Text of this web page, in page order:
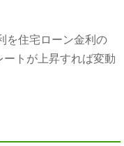
を住宅ローン金利の
トが上昇すれば変動